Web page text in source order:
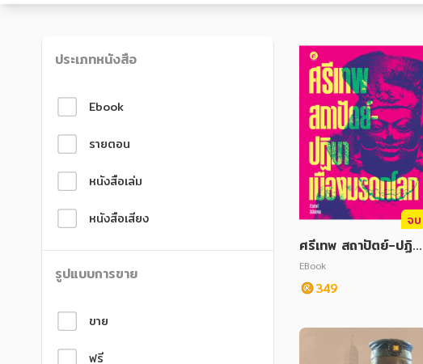
การเกษตร ชีววิทยา
ภาษาศาสตร์
หนังสือเด็ก
การพัฒนาตนเอง
ความรู้ทั่วไป
การ์ตูนมังงะ (Manga)
การเกษตร ชีววิทยา
ภาษาศาสตร์
หนังสือเด็ก
การพัฒนาตนเอง
ความรู้ทั่วไป
การ์ตูนมังงะ (Manga)
ประเภทหนังสือ
Ebook
รายตอน
หนังสือเล่ม
หนังสือเสียง
รูปแบบการขาย
ขาย
ฟรี
จบ
ศรีเทพ สถาปัตย์-ปฏิมา
เมืองมรดกโลก
EBook
349